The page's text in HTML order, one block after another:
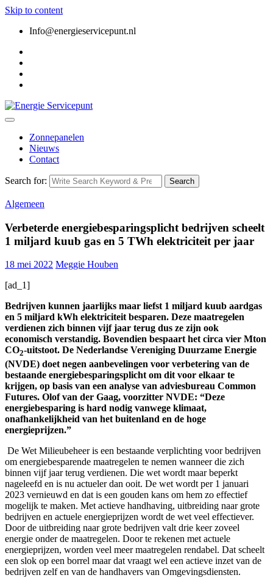
Skip to content
Info@energieservicepunt.nl
Zonnepanelen
Nieuws
Contact
Search for: Search
Algemeen
Verbeterde energiebesparingsplicht bedrijven scheelt
1 miljard kuub gas en 5 TWh elektriciteit per jaar
18 mei 2022 Meggie Houben
[ad_1]
Bedrijven kunnen jaarlijks maar liefst 1 miljard kuub aardgas
en 5 miljard kWh elektriciteit besparen. Deze maatregelen
verdienen zich binnen vijf jaar terug dus ze zijn ook
economisch verstandig. Bovendien bespaart het circa vier Mton
CO2-uitstoot. De Nederlandse Vereniging Duurzame Energie
(NVDE) doet negen aanbevelingen voor verbetering van de
bestaande energiebesparingsplicht om dit voor elkaar te
krijgen, op basis van een analyse van adviesbureau Common
Futures. Olof van der Gaag, voorzitter NVDE: “Deze
energiebesparing is hard nodig vanwege klimaat,
onafhankelijkheid van het buitenland en de hoge
energieprijzen.”
De Wet Milieubeheer is een bestaande verplichting voor bedrijven
om energiebesparende maatregelen te nemen wanneer die zich
binnen vijf jaar terug verdienen. Die wet wordt maar beperkt
nageleefd en is nu actueler dan ooit. De wet wordt per 1 januari
2023 vernieuwd en dat is een gouden kans om hem zo effectief
mogelijk te maken. Met actieve handhaving, uitbreiding naar grote
bedrijven en actuele energieprijzen wordt de wet veel effectiever.
Door de uitbreiding naar grote bedrijven valt drie keer zoveel
energie onder de maatregelen. Door te rekenen met actuele
energieprijzen, worden veel meer maatregelen rendabel. Dat scheelt
een slok op een borrel maar dat vraagt wel een actieve inzet van de
bedrijven zelf en van de handhavers van Omgevingsdiensten.